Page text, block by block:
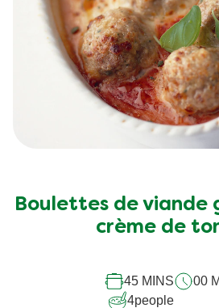
Boulettes de viande
crème de
45 MINS
00
4people